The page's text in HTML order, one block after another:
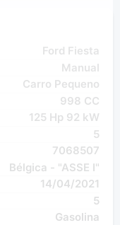
Ford Fiesta
Manual
Carro Pequeno
998 CC
125 Hp 92 kW
5
7068507
Bélgica - "ASSE I"
14/04/2021
5
Gasolina